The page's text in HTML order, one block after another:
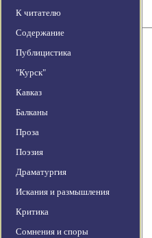
К читателю
Содержание
Публицистика
"Курск"
Кавказ
Балканы
Проза
Поэзия
Драматургия
Искания и размышления
Критика
Сомнения и споры